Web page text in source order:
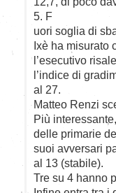
5. F
uori soglia di
Ixè ha misurato
l’esecutivo
l’indice di
al 27.
Matteo Renzi
Più
delle primarie
suoi avversari
al 13 (stabile).
Tre su 4 hanno